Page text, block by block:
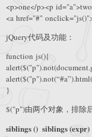
<p>one</p><p
<a href="#"
jQuery代码及功能：
function js(){
}
$("p")由两个对象，排除
siblings () siblings